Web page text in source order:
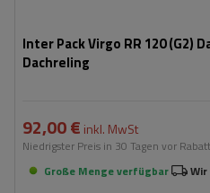
Inter Pack Virgo RR 120 (G2)
Dachreling
92,00 € inkl. MwSt
Niedrigster Preis in 30 Tagen vor
Große Menge verfügbar